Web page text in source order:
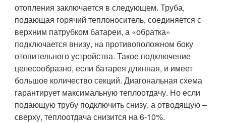
отопления заключается в следующем. Труба,
подающая горячий теплоноситель, соединяется с
верхним патрубком батареи, а «обратка»
подключается внизу, на противоположном боку
отопительного устройства. Такое подключение
целесообразно, если батарея длинная, и имеет
большое количество секций. Диагональная схема
гарантирует максимальную теплоотдачу. Но если
подающую трубу подключить снизу, а отводящую –
сверху, теплоотдача снизится на 6-10%.